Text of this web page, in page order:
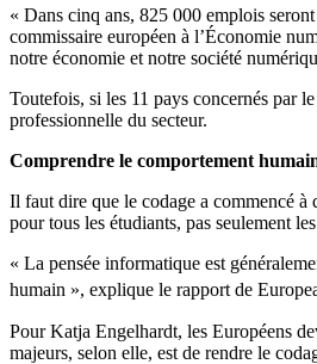
« Dans cinq ans, 825 000 emplois
commissaire européen à l’Économie
notre économie et notre société
Toutefois, si les 11 pays concernés par
professionnelle du secteur.
Comprendre le comportement
Il faut dire que le codage a commencé à
pour tous les étudiants, pas seulement
« La pensée informatique est
humain », explique le rapport de
Pour Katja Engelhardt, les Européens
majeurs, selon elle, est de rendre le